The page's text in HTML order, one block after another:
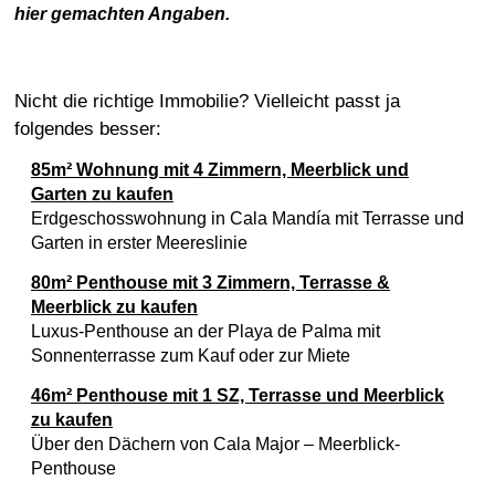
hier gemachten Angaben.
Nicht die richtige Immobilie? Vielleicht passt ja
folgendes besser:
85m² Wohnung mit 4 Zimmern, Meerblick und
Garten zu kaufen
Erdgeschosswohnung in Cala Mandía mit Terrasse und
Garten in erster Meereslinie
80m² Penthouse mit 3 Zimmern, Terrasse &
Meerblick zu kaufen
Luxus-Penthouse an der Playa de Palma mit
Sonnenterrasse zum Kauf oder zur Miete
46m² Penthouse mit 1 SZ, Terrasse und Meerblick
zu kaufen
Über den Dächern von Cala Major – Meerblick-
Penthouse